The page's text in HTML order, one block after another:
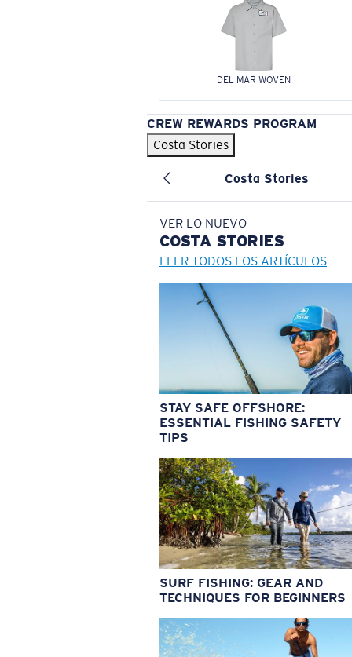
DEL MAR WOVEN
CREW REWARDS PROGRAM
Costa Stories
Costa Stories
VER LO NUEVO
COSTA STORIES
LEER TODOS LOS ARTÍCULOS
STAY SAFE OFFSHORE:
ESSENTIAL FISHING SAFETY
TIPS
SURF FISHING: GEAR AND
TECHNIQUES FOR BEGINNERS